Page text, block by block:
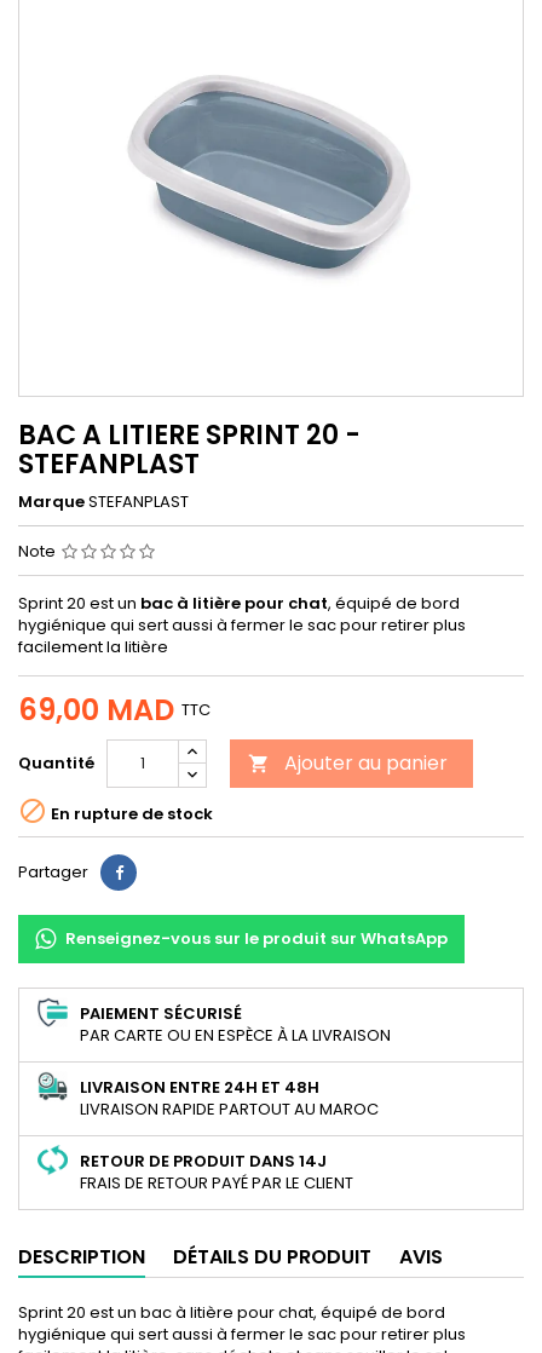
BAC A LITIERE SPRINT 20 -
STEFANPLAST
MarqueSTEFANPLAST
Note
Sprint 20 est un bac à litière pour chat, équipé de bord
hygiénique qui sert aussi à fermer le sac pour retirer plus
facilement la litière
69,00 MAD TTC
Quantité  Ajouter au panier
 En rupture de stock
Partager Partager
Renseignez-vous sur le produit sur WhatsApp
PAIEMENT SÉCURISÉ
PAR CARTE OU EN ESPÈCE À LA LIVRAISON
LIVRAISON ENTRE 24H ET 48H
LIVRAISON RAPIDE PARTOUT AU MAROC
RETOUR DE PRODUIT DANS 14J
FRAIS DE RETOUR PAYÉ PAR LE CLIENT
DESCRIPTION DÉTAILS DU PRODUIT AVIS
Sprint 20 est un bac à litière pour chat, équipé de bord
hygiénique qui sert aussi à fermer le sac pour retirer plus